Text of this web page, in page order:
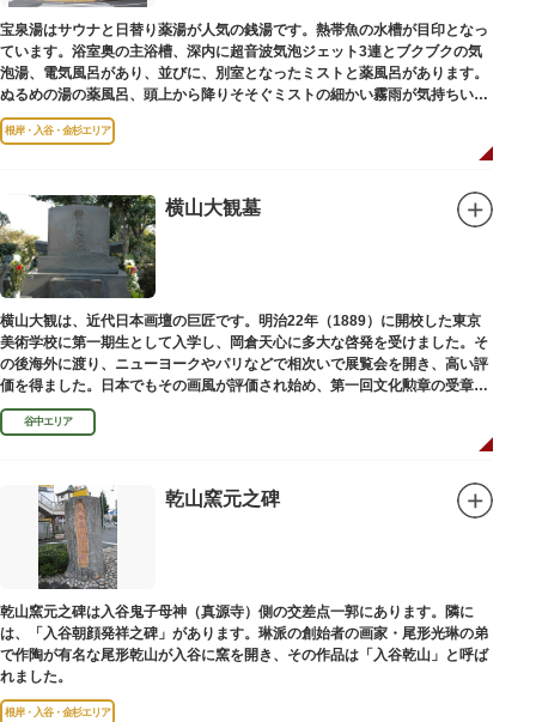
宝泉湯はサウナと日替り薬湯が人気の銭湯です。熱帯魚の水槽が目印となっ
ています。浴室奥の主浴槽、深内に超音波気泡ジェット3連とブクブクの気
泡湯、電気風呂があり、並びに、別室となったミストと薬風呂があります。
ぬるめの湯の薬風呂、頭上から降りそそぐミストの細かい霧雨が気持ちいい
と評判です。
根岸・入谷・金杉エリア
横山大観墓
横山大観は、近代日本画壇の巨匠です。明治22年（1889）に開校した東京
美術学校に第一期生として入学し、岡倉天心に多大な啓発を受けました。そ
の後海外に渡り、ニューヨークやパリなどで相次いで展覧会を開き、高い評
価を得ました。日本でもその画風が評価され始め、第一回文化勲章の受章者
となりました。お墓は谷中霊園にあります。
谷中エリア
乾山窯元之碑
乾山窯元之碑は入谷鬼子母神（真源寺）側の交差点一郭にあります。隣に
は、「入谷朝顔発祥之碑」があります。琳派の創始者の画家・尾形光琳の弟
で作陶が有名な尾形乾山が入谷に窯を開き、その作品は「入谷乾山」と呼ば
れました。
根岸・入谷・金杉エリア